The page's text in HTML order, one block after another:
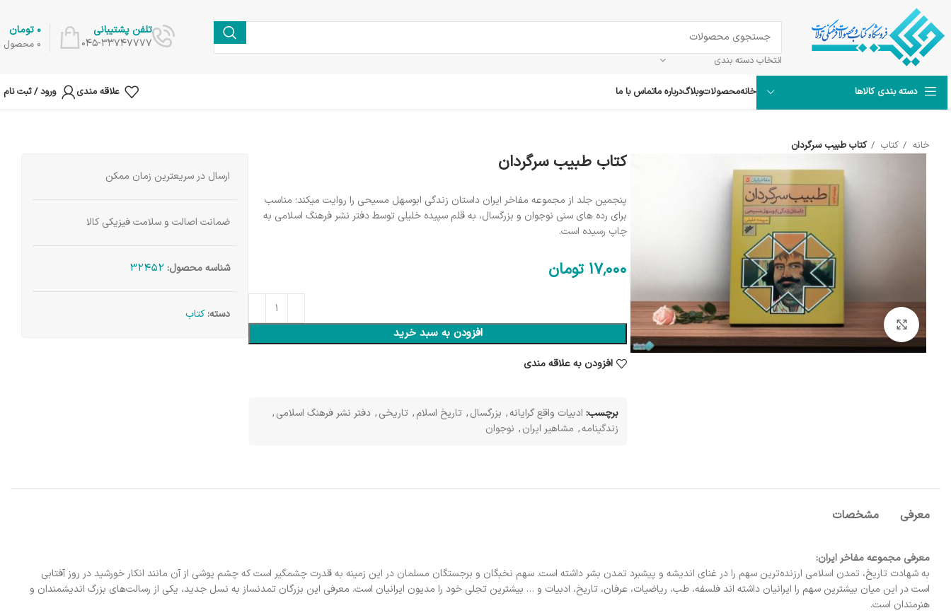
انتخاب دسته بندی
تلفن پشتیبانی
045-33747777
0 محصول
0 تومان
دسته بندی کالاها خانهمحصولاتوبلاگدرباره ماتماس با ما علاقه مندی ورود / ثبت نام
خانه کتاب کتاب طبیب سرگردان
بزرگنمایی تصویر
کتاب طبیب سرگردان
پنجمین جلد از مجموعه مفاخر ایران داستان زندگی ابوسهل مسیحی را روایت میکند؛ مناسب
برای رده های سنی نوجوان و بزرگسال، به قلم سپیده خلیلی توسط دفتر نشر فرهنگ اسلامی به
چاپ رسیده است.
17٬000 تومان
افزودن به سبد خرید
افزودن به علاقه مندی
برچسب: ادبیات واقع گرایانه, بزرگسال, تاریخ اسلام, تاریخی, دفتر نشر فرهنگ اسلامی,
زندگینامه, مشاهیر ایران, نوجوان
ارسال در سریعترین زمان ممکن
ضمانت اصالت و سلامت فیزیکی کالا
شناسه محصول: 32452
دسته: کتاب
معرفی مشخصات
معرفی مجموعه مفاخر ایران:
به شهادت تاریخ، تمدن اسلامی ارزنده‌ترین سهم را در غنای اندیشه و پیشبرد تمدن بشر داشته است. سهم نخبگان و برجستگان مسلمان در این زمینه به قدرت چشمگیر است که چشم پوشی از آن مانند انکار خورشید در روز آفتابی
است در این میان بیشترین سهم را ایرانیان داشته اند فلسفه، طب، ریاضیات، عرفان، تاریخ، ادبیات و … بیشترین تجلی خود را مدیون ایرانیان است. معرفی این بزرگان تمدنساز به نسل جدید، یکی از رسالت‌های بزرگ اندیشمندان و
هنرمندان است.